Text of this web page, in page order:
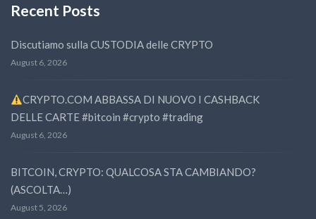
Recent Posts
Discutiamo sulla CUSTODIA delle CRYPTO
August 6, 2026
CRYPTO.COM ABBASSA DI NUOVO I CASHBACK
DELLE CARTE #bitcoin #crypto #trading
August 6, 2026
BITCOIN, CRYPTO: QUALCOSA STA CAMBIANDO?
(ASCOLTA…)
August 5, 2026